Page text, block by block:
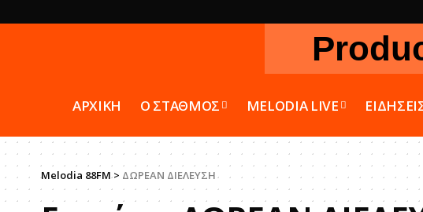
ΑΡΧΙΚΗ Ο ΣΤΑΘΜΟΣ MELODIA LIVE
Melodia 88FM> ΔΩΡΕΑΝ ΔΙΕΛΕΥΣΗ